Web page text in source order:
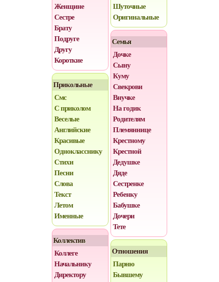
Женщине
Сестре
Брату
Подруге
Другу
Короткие
Прикольные
Смс
С приколом
Веселые
Английские
Красивые
Однокласснику
Стихи
Песни
Слова
Текст
Летом
Именные
Коллектив
Коллеге
Начальнику
Директору
Шуточные
Оригинальные
Семья
Дочке
Сыну
Куму
Свекрови
Внучке
На годик
Родителям
Племяннице
Крестному
Крестной
Дедушке
Дяде
Сестренке
Ребенку
Бабушке
Дочери
Тете
Отношения
Парню
Бывшему